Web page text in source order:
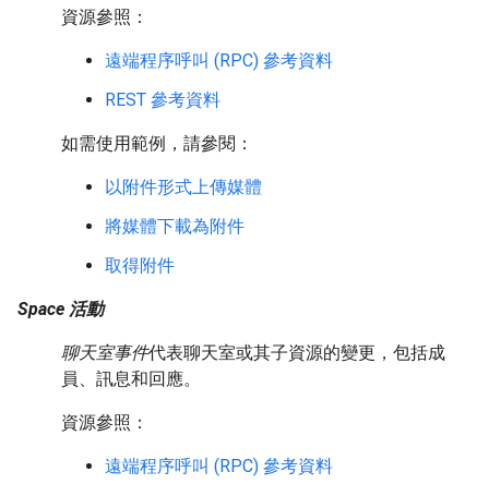
資源參照：
遠端程序呼叫 (RPC) 參考資料
REST 參考資料
如需使用範例，請參閱：
以附件形式上傳媒體
將媒體下載為附件
取得附件
Space 活動
聊天室事件代表聊天室或其子資源的變更，包括成
員、訊息和回應。
資源參照：
遠端程序呼叫 (RPC) 參考資料